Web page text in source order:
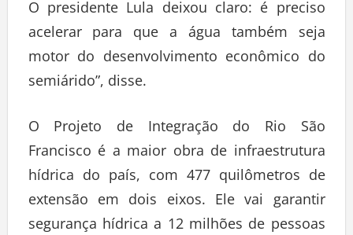
O presidente Lula deixou claro: é preciso
acelerar para que a água também seja
motor do desenvolvimento econômico do
semiárido”, disse.
O Projeto de Integração do Rio São
Francisco é a maior obra de infraestrutura
hídrica do país, com 477 quilômetros de
extensão em dois eixos. Ele vai garantir
segurança hídrica a 12 milhões de pessoas